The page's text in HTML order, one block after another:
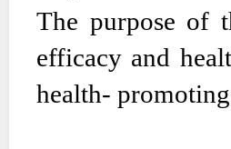
The purpose of
efficacy and
health-